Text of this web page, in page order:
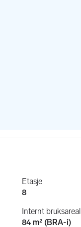
Etasje
8
Internt bruksareal
84 m² (BRA-i)